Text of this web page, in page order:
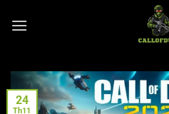
đến
24
Th11